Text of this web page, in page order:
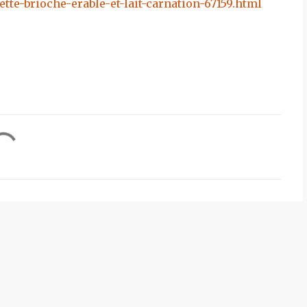
brioche-erable-et-lait-carnation-67159.html